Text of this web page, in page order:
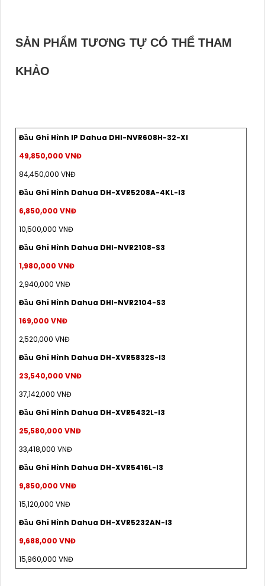
SẢN PHẨM TƯƠNG TỰ CÓ THỂ THAM
KHẢO
Đầu Ghi Hình IP Dahua DHI-NVR608H-32-XI
49,850,000 VNĐ
84,450,000 VNĐ
Đầu Ghi Hình Dahua DH-XVR5208A-4KL-I3
6,850,000 VNĐ
10,500,000 VNĐ
Đầu Ghi Hình Dahua DHI-NVR2108-S3
1,980,000 VNĐ
2,940,000 VNĐ
Đầu Ghi Hình Dahua DHI-NVR2104-S3
169,000 VNĐ
2,520,000 VNĐ
Đầu Ghi Hình Dahua DH-XVR5832S-I3
23,540,000 VNĐ
37,142,000 VNĐ
Đầu Ghi Hình Dahua DH-XVR5432L-I3
25,580,000 VNĐ
33,418,000 VNĐ
Đầu Ghi Hình Dahua DH-XVR5416L-I3
9,850,000 VNĐ
15,120,000 VNĐ
Đầu Ghi Hình Dahua DH-XVR5232AN-I3
9,688,000 VNĐ
15,960,000 VNĐ